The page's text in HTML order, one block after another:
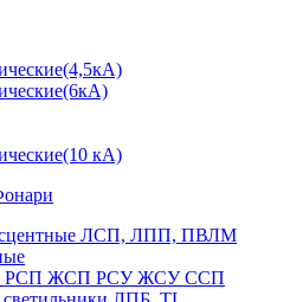
кА)
ЛСП, ЛПП, ПВЛМ
РСП ЖСП РСУ ЖСУ ССП